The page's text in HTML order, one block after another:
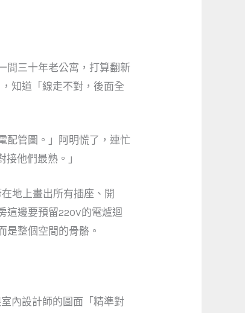
間三十年老公寓，打算翻新
知道「線走不對，後面全
配管圖。」阿明慌了，連忙
他們最熟。」
地上畫出所有插座、開
這邊要預留220V的電爐迴
是整個空間的骨骼。
內設計師的圖面「精準對